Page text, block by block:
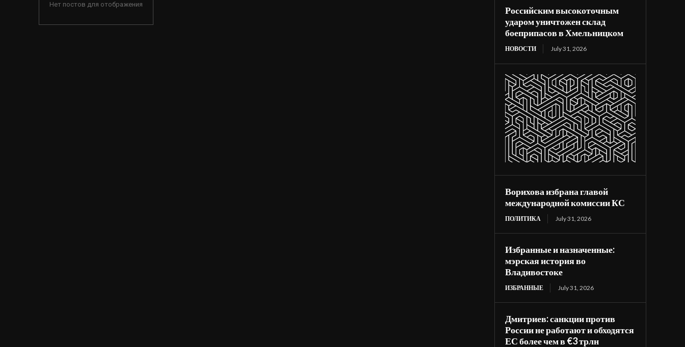
Нет постов для отображения
Российским высокоточным
ударом уничтожен склад
боеприпасов в Хмельницком
НОВОСТИ July 31, 2026
Ворихова избрана главой
международной комиссии КС
ПОЛИТИКА July 31, 2026
Избранные и назначенные:
мэрская история во
Владивостоке
ИЗБРАННЫЕ July 31, 2026
Дмитриев: санкции против
России не работают и обходятся
ЕС более чем в €3 трлн